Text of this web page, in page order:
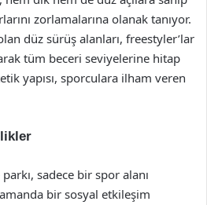
zorlamalarına olanak tanıyor.
düz sürüş alanları, freestyler’lar
tüm beceri seviyelerine hitap
yapısı, sporculara ilham veren
sadece bir spor alanı
bir sosyal etkileşim